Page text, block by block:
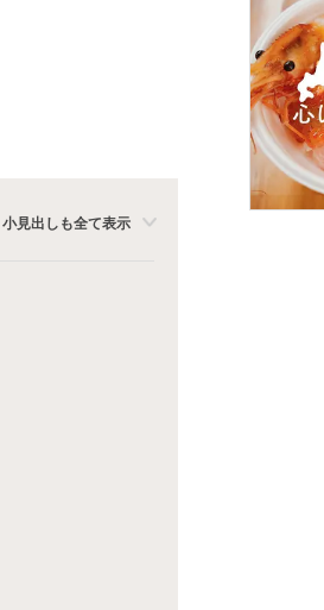
小見出しも全て表示